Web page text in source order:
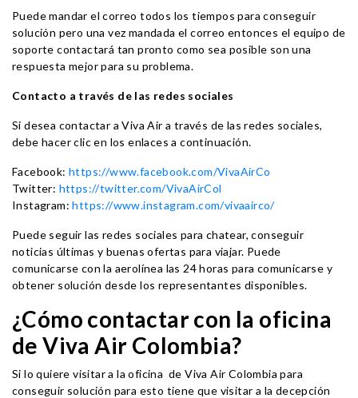
Puede mandar el correo todos los tiempos para conseguir
solución pero una vez mandada el correo entonces el equipo de
soporte contactará tan pronto como sea posible son una
respuesta mejor para su problema.
Contacto a través de las redes sociales
Si desea contactar a Viva Air a través de las redes sociales,
debe hacer clic en los enlaces a continuación.
Facebook:https://www.facebook.com/VivaAirCo
Twitter: https://twitter.com/VivaAirCol
Instagram:https://www.instagram.com/vivaairco/
Puede seguir las redes sociales para chatear, conseguir
noticias últimas y buenas ofertas para viajar. Puede
comunicarse con la aerolínea las 24 horas para comunicarse y
obtener solución desde los representantes disponibles.
¿Cómo contactar con la oficina
de Viva Air Colombia?
Si lo quiere visitar a la oficina de Viva Air Colombia para
conseguir solución para esto tiene que visitar a la decepción